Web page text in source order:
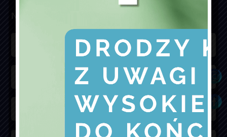
NAPISZ DO NAS